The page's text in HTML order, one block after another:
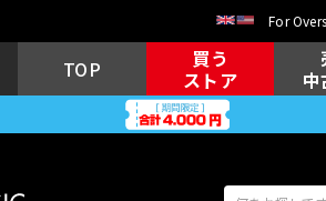
For
TOP
買う
ストア